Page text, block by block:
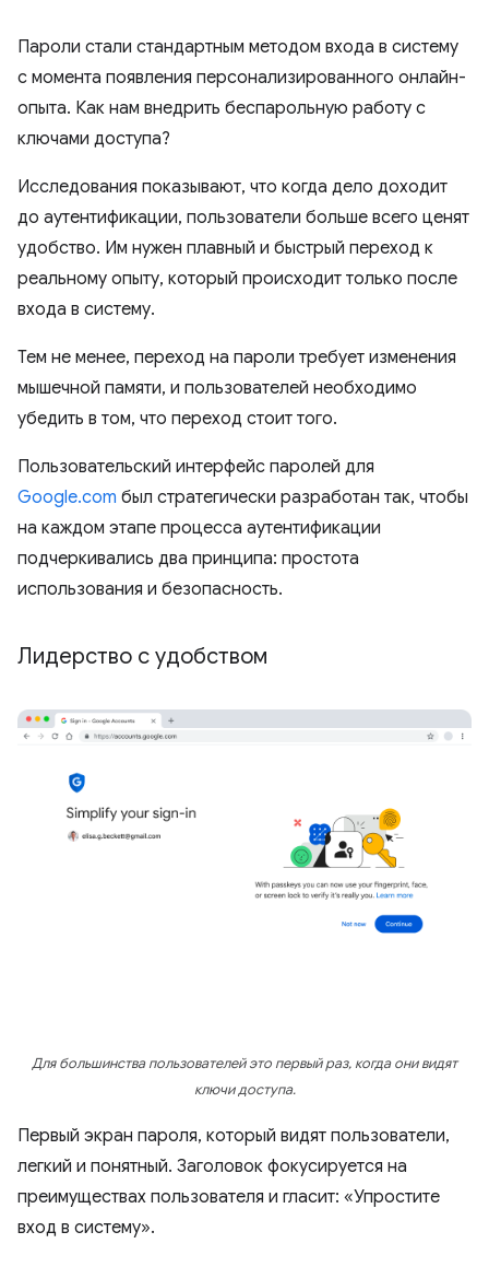
Пароли стали стандартным методом входа в систему
с момента появления персонализированного онлайн-
опыта. Как нам внедрить беспарольную работу с
ключами доступа?
Исследования показывают, что когда дело доходит
до аутентификации, пользователи больше всего ценят
удобство. Им нужен плавный и быстрый переход к
реальному опыту, который происходит только после
входа в систему.
Тем не менее, переход на пароли требует изменения
мышечной памяти, и пользователей необходимо
убедить в том, что переход стоит того.
Пользовательский интерфейс паролей для
Google.com был стратегически разработан так, чтобы
на каждом этапе процесса аутентификации
подчеркивались два принципа: простота
использования и безопасность.
Лидерство с удобством
Для большинства пользователей это первый раз, когда они видят
ключи доступа.
Первый экран пароля, который видят пользователи,
легкий и понятный. Заголовок фокусируется на
преимуществах пользователя и гласит: «Упростите
вход в систему».